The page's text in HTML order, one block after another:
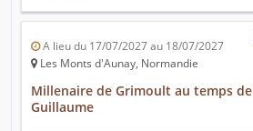
A lieu du 17/07/2027 au 18/07/2027
Les Monts d'Aunay, Normandie
Millenaire de Grimoult au temps de
Guillaume